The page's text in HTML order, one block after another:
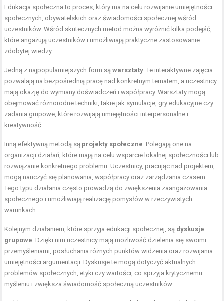
Edukacja społeczna to proces, który ma na celu rozwijanie umiejętności
społecznych, obywatelskich oraz świadomości społecznej wśród
uczestników. Wśród skutecznych metod można wyróżnić kilka podejść,
które angażują uczestników i umożliwiają praktyczne zastosowanie
zdobytej wiedzy.
Jedną z najpopularniejszych form sąwarsztaty . Te interaktywne zajęcia
pozwalają na bezpośrednią pracę nad konkretnym tematem, a uczestnicy
mają okazję do wymiany doświadczeń i współpracy. Warsztaty mogą
obejmować różnorodne techniki, takie jak symulacje, gry edukacyjne czy
zadania grupowe, które rozwijają umiejętności interpersonalne i
kreatywność.
Inną efektywną metodą są projekty społeczne . Polegają one na
organizacji działań, które mają na celu wsparcie lokalnej społeczności lub
rozwiązanie konkretnego problemu. Uczestnicy, pracując nad projektem,
mogą nauczyć się planowania, współpracy oraz zarządzania czasem.
Tego typu działania często prowadzą do zwiększenia zaangażowania
społecznego i umożliwiają realizację pomysłów w rzeczywistych
warunkach.
Kolejnym działaniem, które sprzyja edukacji społecznej, są dyskusje
grupowe . Dzięki nim uczestnicy mają możliwość dzielenia się swoimi
przemyśleniami, posłuchania różnych punktów widzenia oraz rozwijania
umiejętności argumentacji. Dyskusje te mogą dotyczyć aktualnych
problemów społecznych, etyki czy wartości, co sprzyja krytycznemu
myśleniu i zwiększa świadomość społeczną uczestników.